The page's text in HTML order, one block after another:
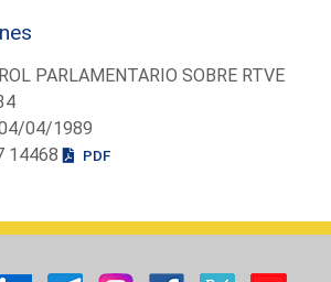
PARLAMENTARIO SOBRE RTVE
04/04/1989
14468
PDF